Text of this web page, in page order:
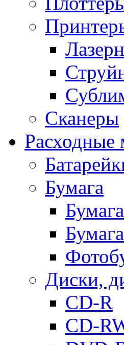
Сканеры
Расходные
Бумага
Диски,
CD-R
CD-